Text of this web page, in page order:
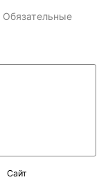
Обязательные
Сайт